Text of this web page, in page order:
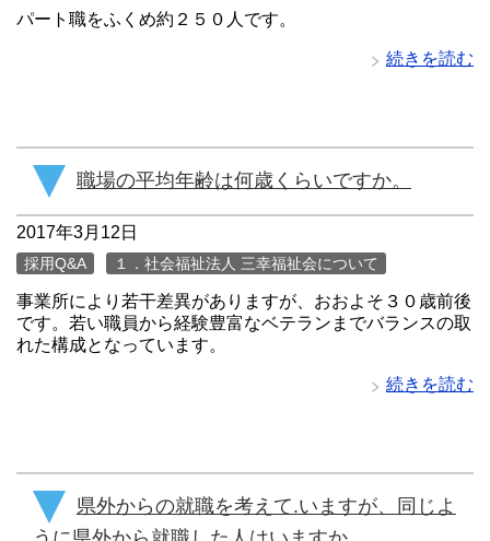
パート職をふくめ約２５０人です。
続きを読む
職場の平均年齢は何歳くらいですか。
2017年3月12日
採用Q&A １．社会福祉法人 三幸福祉会について
事業所により若干差異がありますが、おおよそ３０歳前後
です。若い職員から経験豊富なベテランまでバランスの取
れた構成となっています。
続きを読む
県外からの就職を考えて.いますが、同じよ